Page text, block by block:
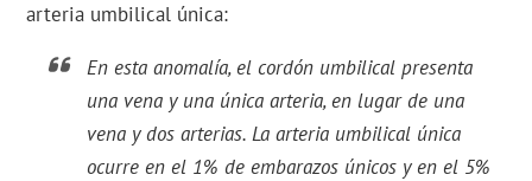
arteria umbilical única:
En esta anomalía, el cordón umbilical presenta
una vena y una única arteria, en lugar de una
vena y dos arterias. La arteria umbilical única
ocurre en el 1% de embarazos únicos y en el 5%